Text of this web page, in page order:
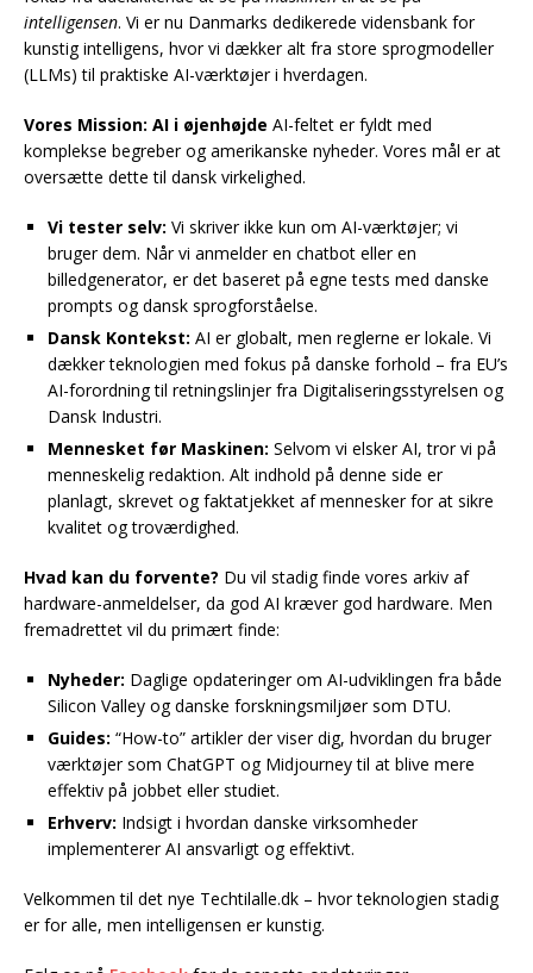
intelligensen. Vi er nu Danmarks dedikerede vidensbank for
kunstig intelligens, hvor vi dækker alt fra store sprogmodeller
(LLMs) til praktiske AI-værktøjer i hverdagen.
Vores Mission: AI i øjenhøjde AI-feltet er fyldt med
komplekse begreber og amerikanske nyheder. Vores mål er at
oversætte dette til dansk virkelighed.
Vi tester selv: Vi skriver ikke kun om AI-værktøjer; vi
bruger dem. Når vi anmelder en chatbot eller en
billedgenerator, er det baseret på egne tests med danske
prompts og dansk sprogforståelse.
Dansk Kontekst: AI er globalt, men reglerne er lokale. Vi
dækker teknologien med fokus på danske forhold – fra EU’s
AI-forordning til retningslinjer fra Digitaliseringsstyrelsen og
Dansk Industri.
Mennesket før Maskinen: Selvom vi elsker AI, tror vi på
menneskelig redaktion. Alt indhold på denne side er
planlagt, skrevet og faktatjekket af mennesker for at sikre
kvalitet og troværdighed.
Hvad kan du forvente? Du vil stadig finde vores arkiv af
hardware-anmeldelser, da god AI kræver god hardware. Men
fremadrettet vil du primært finde:
Nyheder: Daglige opdateringer om AI-udviklingen fra både
Silicon Valley og danske forskningsmiljøer som DTU.
Guides: “How-to” artikler der viser dig, hvordan du bruger
værktøjer som ChatGPT og Midjourney til at blive mere
effektiv på jobbet eller studiet.
Erhverv: Indsigt i hvordan danske virksomheder
implementerer AI ansvarligt og effektivt.
Velkommen til det nye Techtilalle.dk – hvor teknologien stadig
er for alle, men intelligensen er kunstig.